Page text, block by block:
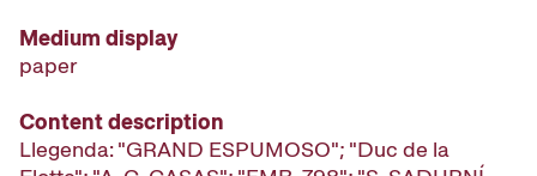
Medium display
paper
Content description
Llegenda: "GRAND ESPUMOSO"; "Duc de la